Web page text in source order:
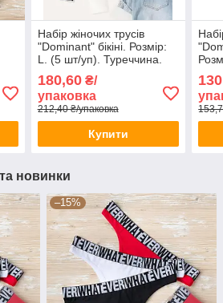
Набір жіночих трусів
"Dominant" бікіні. Розмір:
L. (5 шт/уп). Туреччина.
(33000-396)
180,60₴/
упаковка
212,40 ₴/упаковка
Купити
новинки
–15%